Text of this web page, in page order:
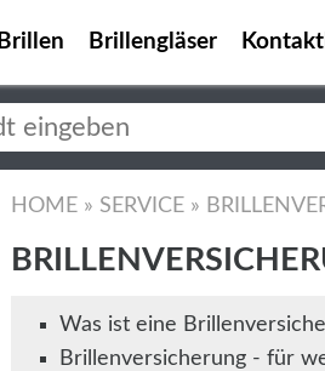
Brillen Brillengläser
HOME » SERVICE »
Was ist eine
Brillenversicherung - für